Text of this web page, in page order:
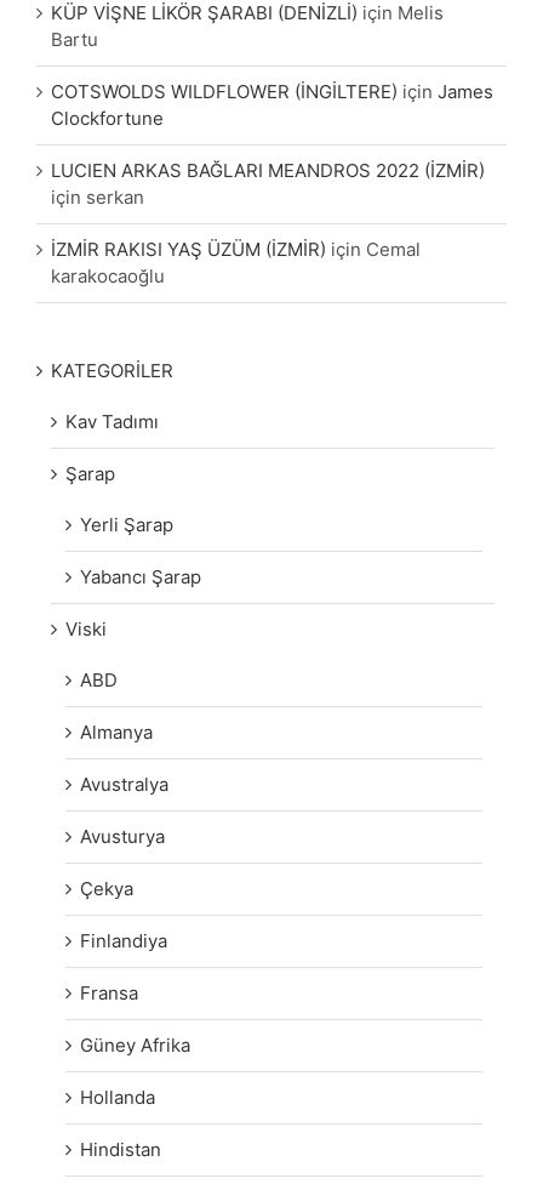
KÜP VİŞNE LİKÖR ŞARABI (DENİZLİ) için Melis
Bartu
COTSWOLDS WILDFLOWER (İNGİLTERE) için James
Clockfortune
LUCIEN ARKAS BAĞLARI MEANDROS 2022 (İZMİR)
için serkan
İZMİR RAKISI YAŞ ÜZÜM (İZMİR) için Cemal
karakocaoğlu
KATEGORİLER
Kav Tadımı
Şarap
Yerli Şarap
Yabancı Şarap
Viski
ABD
Almanya
Avustralya
Avusturya
Çekya
Finlandiya
Fransa
Güney Afrika
Hollanda
Hindistan